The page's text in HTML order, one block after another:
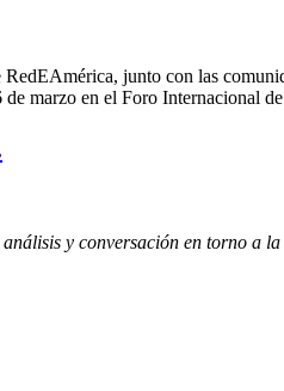
junto con las
de marzo en el Foro Internacional
y conversación en torno a